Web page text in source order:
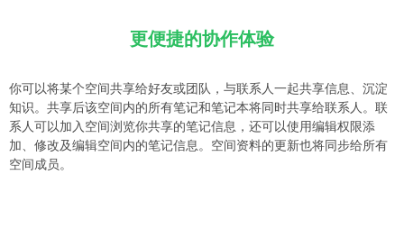
更便捷的协作体验
你可以将某个空间共享给好友或团队，与联系人一起共享信息、沉淀
知识。共享后该空间内的所有笔记和笔记本将同时共享给联系人。联
系人可以加入空间浏览你共享的笔记信息，还可以使用编辑权限添
加、修改及编辑空间内的笔记信息。空间资料的更新也将同步给所有
空间成员。